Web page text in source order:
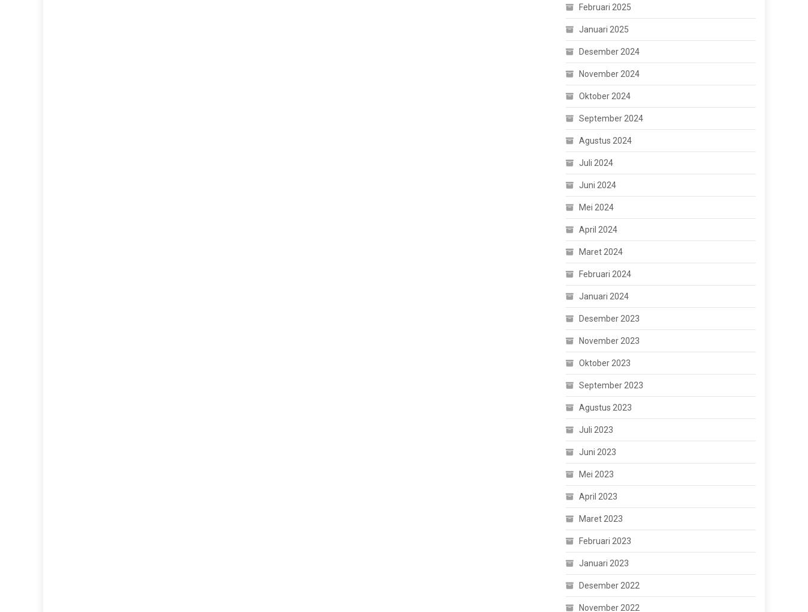
Februari 2025
Januari 2025
Desember 2024
November 2024
Oktober 2024
September 2024
Agustus 2024
Juli 2024
Juni 2024
Mei 2024
April 2024
Maret 2024
Februari 2024
Januari 2024
Desember 2023
November 2023
Oktober 2023
September 2023
Agustus 2023
Juli 2023
Juni 2023
Mei 2023
April 2023
Maret 2023
Februari 2023
Januari 2023
Desember 2022
November 2022